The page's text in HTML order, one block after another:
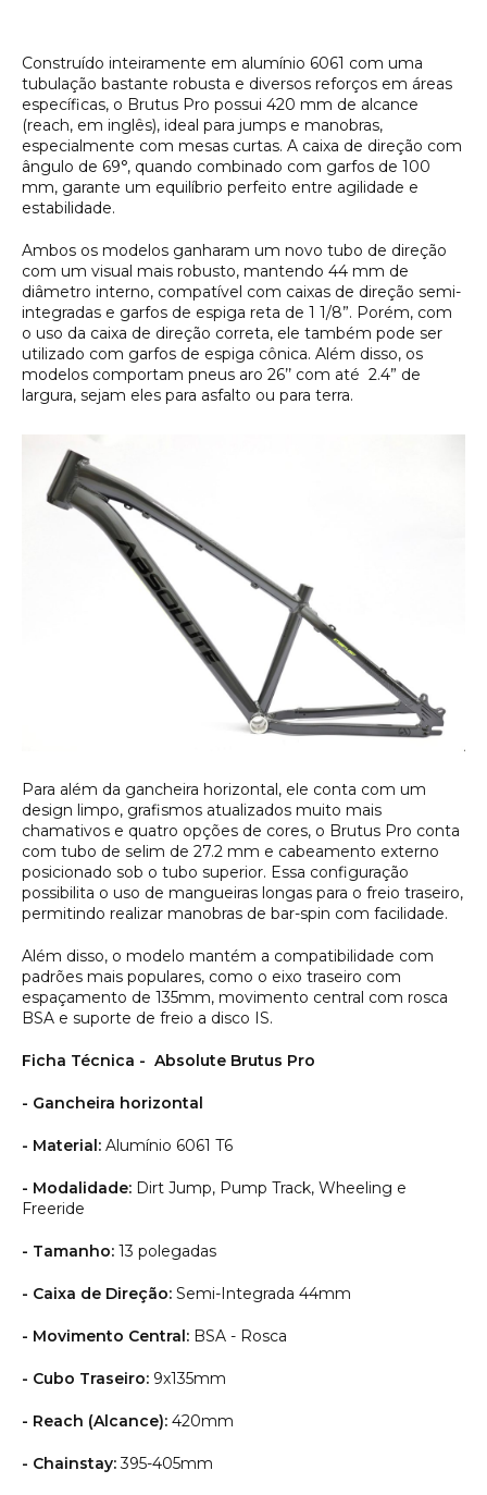
Construído inteiramente em alumínio 6061 com uma
tubulação bastante robusta e diversos reforços em áreas
específicas, o Brutus Pro possui 420 mm de alcance
(reach, em inglês), ideal para jumps e manobras,
especialmente com mesas curtas. A caixa de direção com
ângulo de 69°, quando combinado com garfos de 100
mm, garante um equilíbrio perfeito entre agilidade e
estabilidade.
Ambos os modelos ganharam um novo tubo de direção
com um visual mais robusto, mantendo 44 mm de
diâmetro interno, compatível com caixas de direção semi-
integradas e garfos de espiga reta de 1 1/8”. Porém, com
o uso da caixa de direção correta, ele também pode ser
utilizado com garfos de espiga cônica. Além disso, os
modelos comportam pneus aro 26’’ com até 2.4” de
largura, sejam eles para asfalto ou para terra.
Para além da gancheira horizontal, ele conta com um
design limpo, grafismos atualizados muito mais
chamativos e quatro opções de cores, o Brutus Pro conta
com tubo de selim de 27.2 mm e cabeamento externo
posicionado sob o tubo superior. Essa configuração
possibilita o uso de mangueiras longas para o freio traseiro,
permitindo realizar manobras de bar-spin com facilidade.
Além disso, o modelo mantém a compatibilidade com
padrões mais populares, como o eixo traseiro com
espaçamento de 135mm, movimento central com rosca
BSA e suporte de freio a disco IS.
Ficha Técnica - Absolute Brutus Pro
- Gancheira horizontal
- Material: Alumínio 6061 T6
- Modalidade: Dirt Jump, Pump Track, Wheeling e
Freeride
- Tamanho: 13 polegadas
- Caixa de Direção: Semi-Integrada 44mm
- Movimento Central: BSA - Rosca
- Cubo Traseiro: 9x135mm
- Reach (Alcance): 420mm
- Chainstay:395-405mm